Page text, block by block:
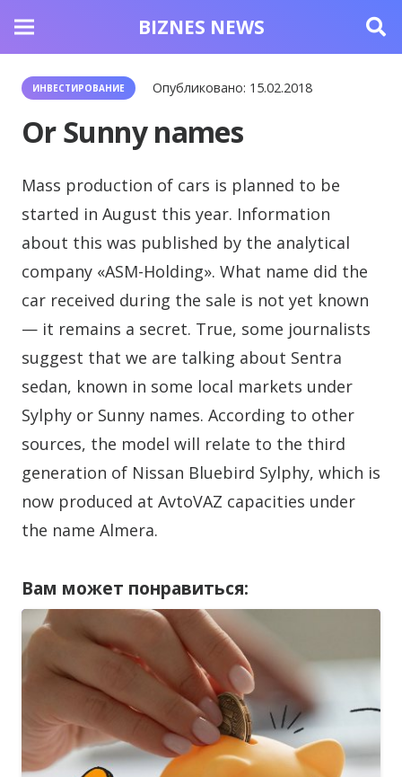
BIZNES NEWS
ИНВЕСТИРОВАНИЕ Опубликовано: 15.02.2018
Or Sunny names
Mass production of cars is planned to be
started in August this year. Information
about this was published by the analytical
company «ASM-Holding». What name did the
car received during the sale is not yet known
— it remains a secret. True, some journalists
suggest that we are talking about Sentra
sedan, known in some local markets under
Sylphy or Sunny names. According to other
sources, the model will relate to the third
generation of Nissan Bluebird Sylphy, which is
now produced at AvtoVAZ capacities under
the name Almera.
Вам может понравиться: